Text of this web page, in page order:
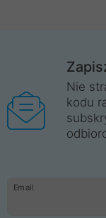
Nie
kodu
Email